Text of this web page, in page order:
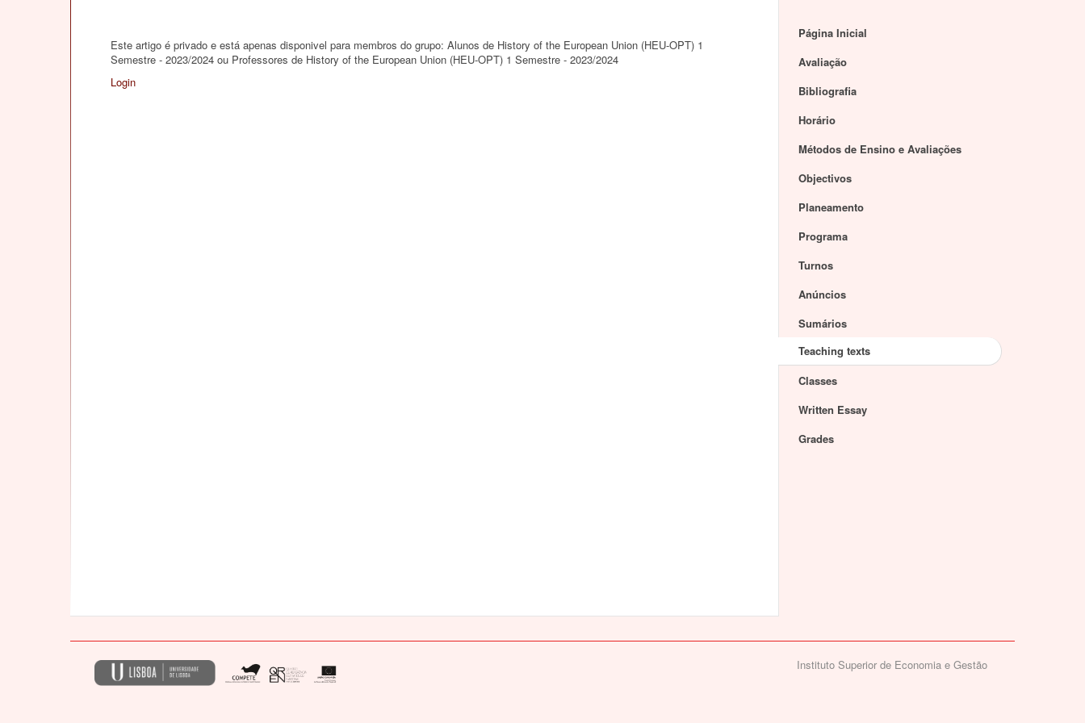
Este artigo é privado e está apenas disponivel para membros do grupo: Alunos de History of the European Union (HEU-OPT) 1
Semestre - 2023/2024 ou Professores de History of the European Union (HEU-OPT) 1 Semestre - 2023/2024
Login
Página Inicial
Avaliação
Bibliografia
Horário
Métodos de Ensino e Avaliações
Objectivos
Planeamento
Programa
Turnos
Anúncios
Sumários
Teaching texts
Classes
Written Essay
Grades
Instituto Superior de Economia e Gestão